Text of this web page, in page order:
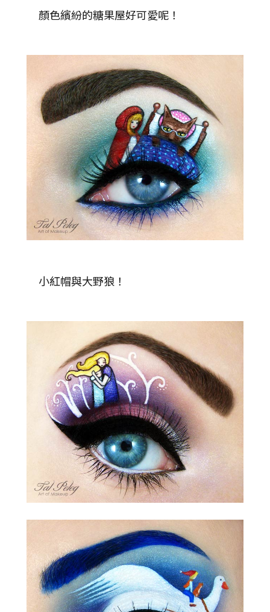
顏色繽紛的糖果屋好可愛呢！
小紅帽與大野狼！